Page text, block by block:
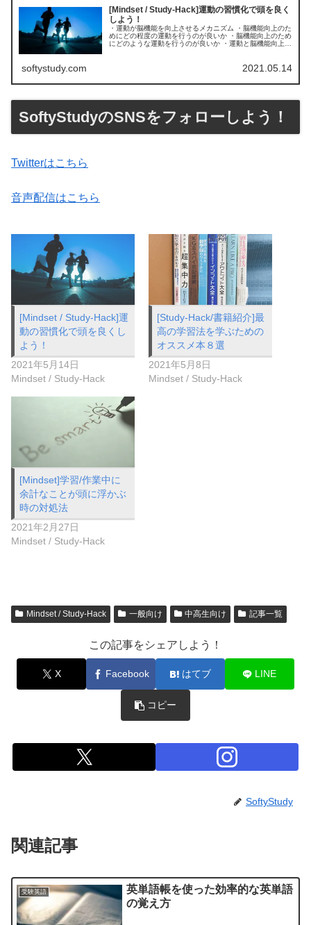
[Mindset / Study-Hack]運動の習慣化で頭を良く
しよう！
・運動が脳機能を向上させるメカニズム ・脳機能向上のた
めにどの程度の運動を行うのが良いか ・脳機能向上のため
にどのような運動を行うのが良いか ・運動と脳機能向上の
softystudy.com 2021.05.14
SoftyStudyのSNSをフォローしよう！
Twitterはこちら
音声配信はこちら
[Mindset / Study-Hack]運
動の習慣化で頭を良くし
よう！
2021年5月14日
Mindset / Study-Hack
[Study-Hack/書籍紹介]最
高の学習法を学ぶための
オススメ本８選
2021年5月8日
Mindset / Study-Hack
[Mindset]学習/作業中に
余計なことが頭に浮かぶ
時の対処法
2021年2月27日
Mindset / Study-Hack
Mindset / Study-Hack 一般向け 中高生向け 記事一覧
この記事をシェアしよう！
X Facebook はてブ LINE
コピー
SoftyStudy
関連記事
受験英語
英単語帳を使った効率的な英単語
の覚え方